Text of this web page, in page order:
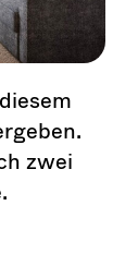
zwei